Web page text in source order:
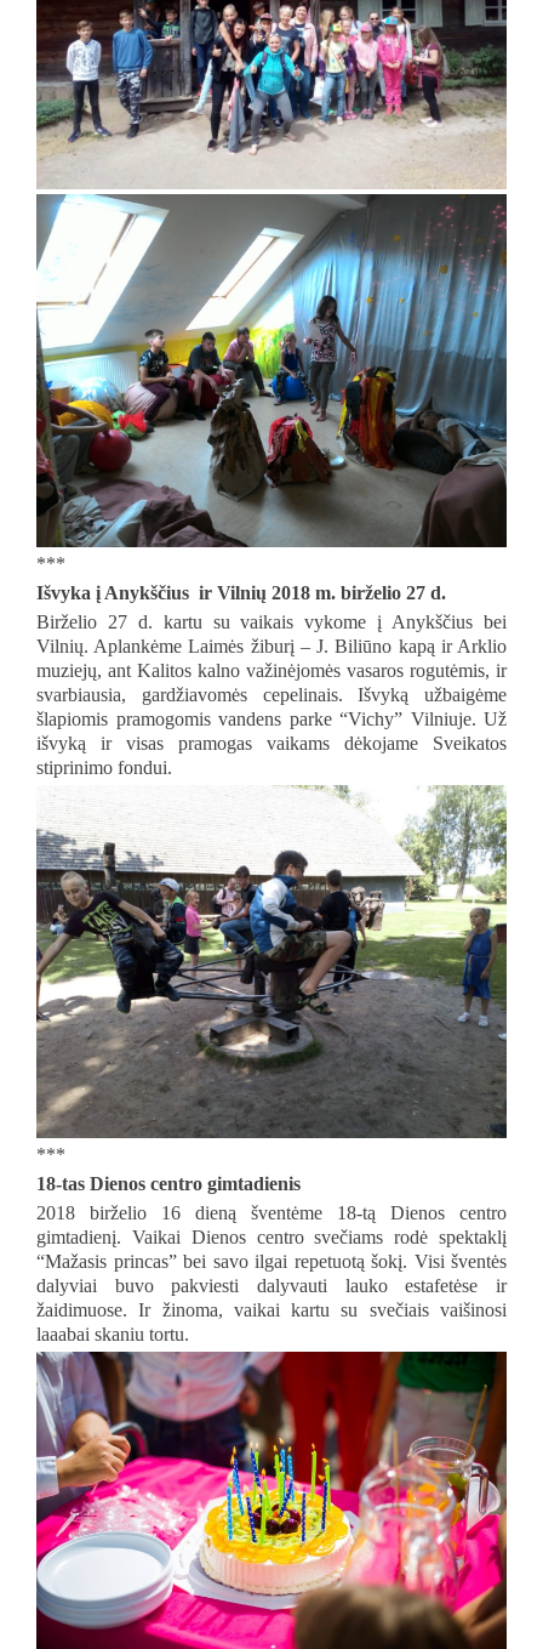
***
Išvyka į Anykščius ir Vilnių 2018 m. birželio 27 d.
Birželio 27 d. kartu su vaikais vykome į Anykščius bei
Vilnių. Aplankėme Laimės žiburį – J. Biliūno kapą ir Arklio
muziejų, ant Kalitos kalno važinėjomės vasaros rogutėmis, ir
svarbiausia, gardžiavomės cepelinais. Išvyką užbaigėme
šlapiomis pramogomis vandens parke “Vichy” Vilniuje. Už
išvyką ir visas pramogas vaikams dėkojame Sveikatos
stiprinimo fondui.
***
18-tas Dienos centro gimtadienis
2018 birželio 16 dieną šventėme 18-tą Dienos centro
gimtadienį. Vaikai Dienos centro svečiams rodė spektaklį
“Mažasis princas” bei savo ilgai repetuotą šokį. Visi šventės
dalyviai buvo pakviesti dalyvauti lauko estafetėse ir
žaidimuose. Ir žinoma, vaikai kartu su svečiais vaišinosi
laaabai skaniu tortu.